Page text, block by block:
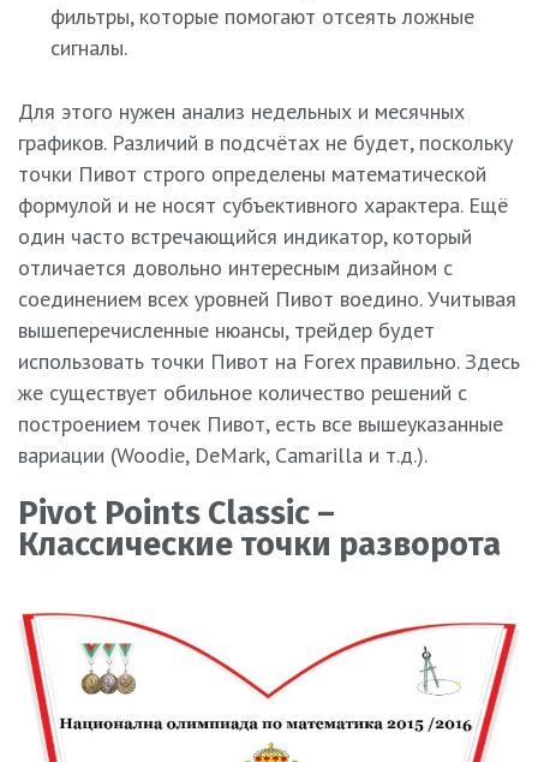
фильтры, которые помогают отсеять ложные
сигналы.
Для этого нужен анализ недельных и месячных
графиков. Различий в подсчётах не будет, поскольку
точки Пивот строго определены математической
формулой и не носят субъективного характера. Ещё
один часто встречающийся индикатор, который
отличается довольно интересным дизайном с
соединением всех уровней Пивот воедино. Учитывая
вышеперечисленные нюансы, трейдер будет
использовать точки Пивот на Forex правильно. Здесь
же существует обильное количество решений с
построением точек Пивот, есть все вышеуказанные
вариации (Woodie, DeMark, Camarilla и т.д.).
Pivot Points Classic –
Классические точки разворота